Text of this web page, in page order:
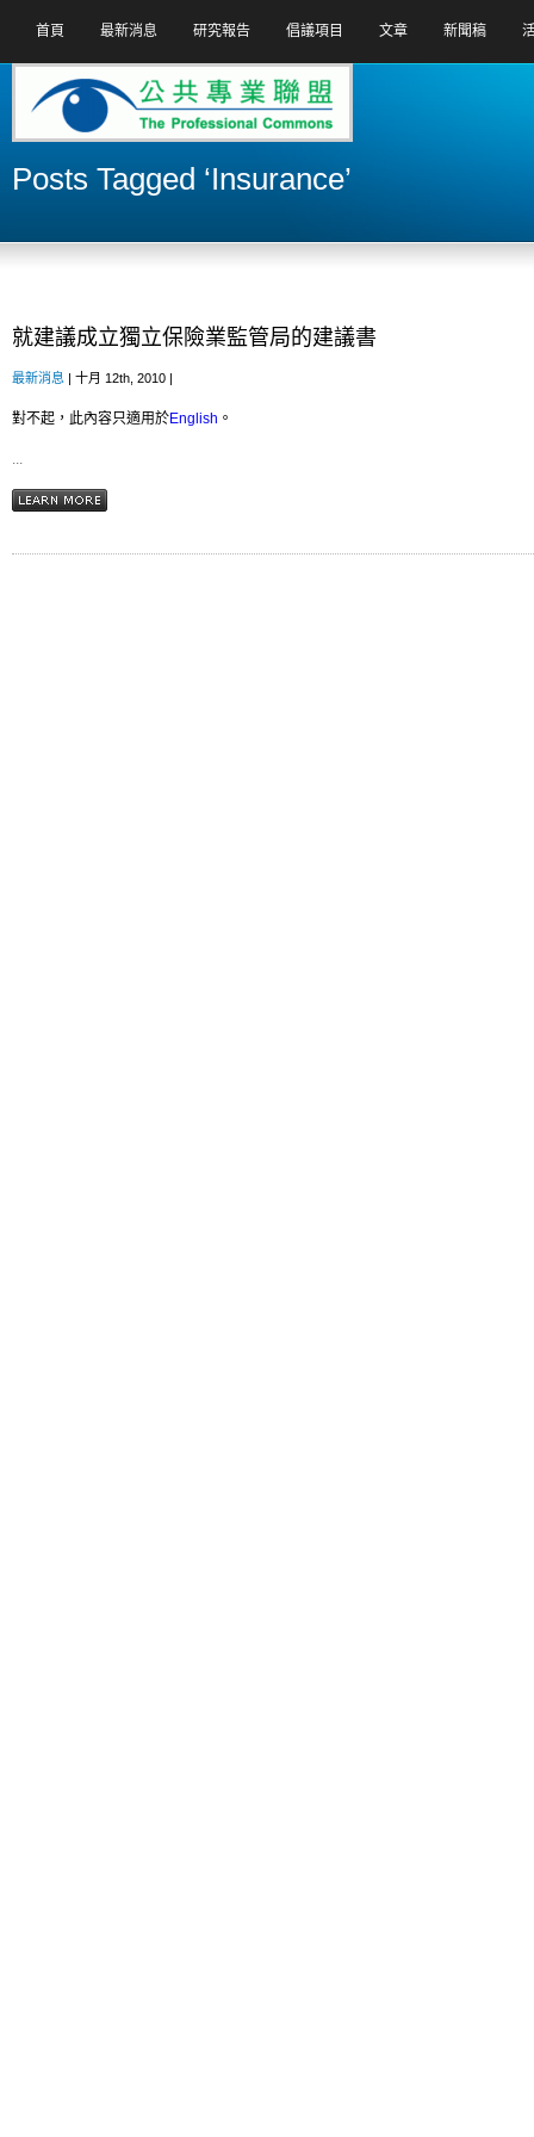
首頁 最新消息 研究報告 倡議項目 文章 新聞稿
Posts Tagged ‘Insurance’
就建議成立獨立保險業監管局的建議書
最新消息 | 十月 12th, 2010 |
對不起，此內容只適用於English 。
...